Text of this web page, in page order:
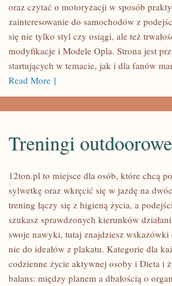
PORADY
WŁAŚCICIELI
oraz czytać o motoryzacji w sposób
zainteresowanie do samochodów z
się nie tylko styl czy osiągi, ale też
modyfikacje i Modele Opla. Strona jest
startujących w temacie, jak i dla fanów
Read More ]
TRENINGI
OUTDOOROWE
Treningi outdoorowe
12ton.pl to miejsce dla osób, które chcą
sylwetkę oraz wkręcić się w jazdę na
trening łączy się z higieną życia, a
szukasz sprawdzonych kierunków
swoje nawyki, tutaj znajdziesz wskazówki
nie do ideałów z plakatu. Kategorie dla
codzienne życie aktywnej osoby i Dieta i
balans: między planem a dbałością o